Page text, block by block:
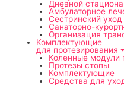
Дневной
Амбулаторное
Сестринский уход
Санаторно-
Организация
Комплектующие
для протезирования
Коленные модули
Протезы стопы
Комплектующие
Средства для